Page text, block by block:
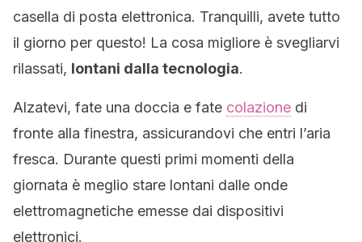
casella di posta elettronica. Tranquilli, avete tutto
il giorno per questo! La cosa migliore è svegliarvi
rilassati, lontani dalla tecnologia.
Alzatevi, fate una doccia e fate colazione di
fronte alla finestra, assicurandovi che entri l’aria
fresca. Durante questi primi momenti della
giornata è meglio stare lontani dalle onde
elettromagnetiche emesse dai dispositivi
elettronici.